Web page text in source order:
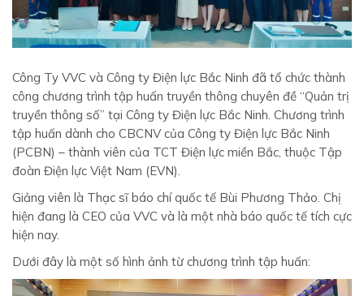
Công Ty VVC và Công ty Điện lực Bắc Ninh đã tổ chức thành
công chương trình tập huấn truyền thông chuyên đề “Quản trị
truyền thông số” tại Công ty Điện lực Bắc Ninh. Chương trình
tập huấn dành cho CBCNV của Công ty Điện lực Bắc Ninh
(PCBN) – thành viên của TCT Điện lực miền Bắc, thuộc Tập
đoàn Điện lực Việt Nam (EVN).
Giảng viên là Thạc sĩ báo chí quốc tế Bùi Phương Thảo. Chị
hiện đang là CEO của VVC và là một nhà báo quốc tế tích cực
hiện nay.
Dưới đây là một số hình ảnh từ chương trình tập huấn: